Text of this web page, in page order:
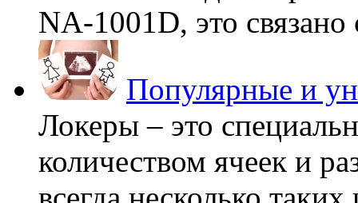
NA-1001D, это связано
Популярные и
Локеры – это
количеством ячеек и